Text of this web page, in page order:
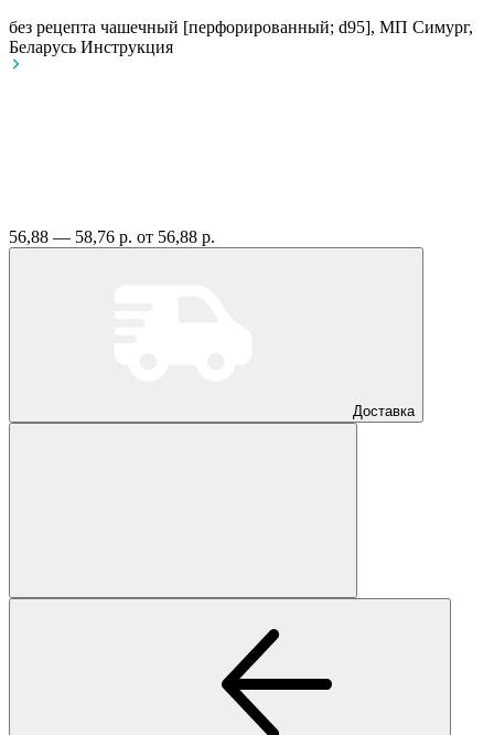
без рецепта чашечный [перфорированный; d95], МП Симург,
Беларусь Инструкция
56,88 — 58,76 р. от 56,88 р.
Доставка